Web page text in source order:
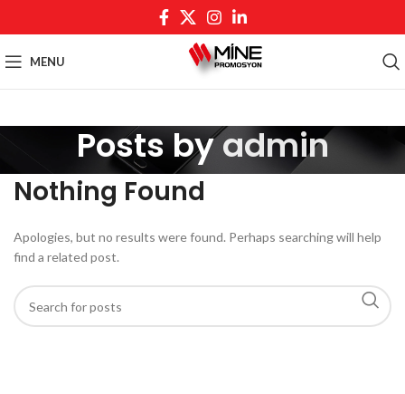
MENU
Posts byadmin
Nothing Found
Apologies, but no results were found. Perhaps searching will help
find a related post.